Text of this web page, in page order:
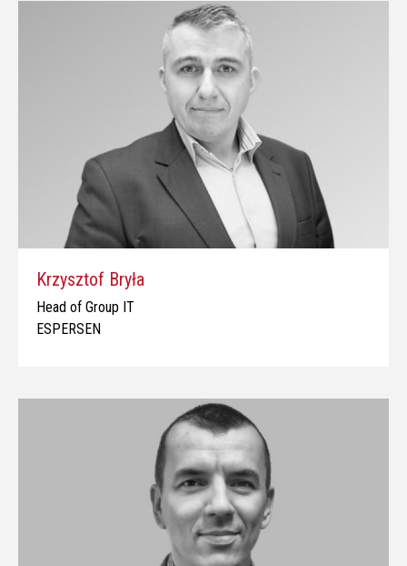
Krzysztof Bryła
Head of Group IT
ESPERSEN